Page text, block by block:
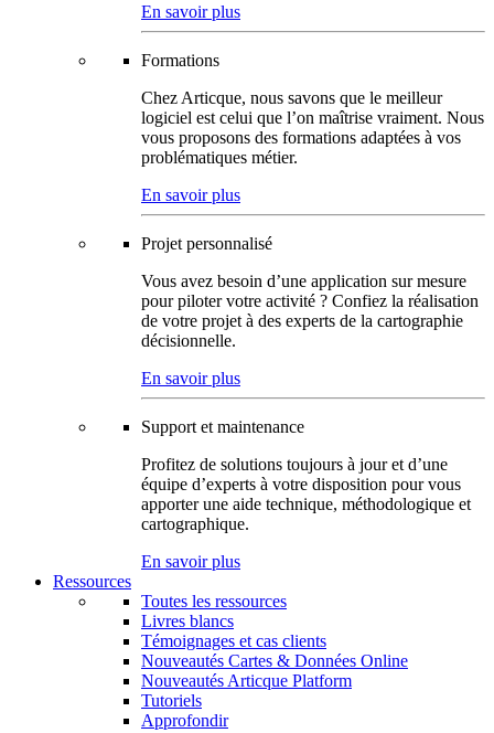
En savoir plus
Formations
Chez Articque, nous savons que le meilleur
logiciel est celui que l’on maîtrise vraiment. Nous
vous proposons des formations adaptées à vos
problématiques métier.
En savoir plus
Projet personnalisé
Vous avez besoin d’une application sur mesure
pour piloter votre activité ? Confiez la réalisation
de votre projet à des experts de la cartographie
décisionnelle.
En savoir plus
Support et maintenance
Profitez de solutions toujours à jour et d’une
équipe d’experts à votre disposition pour vous
apporter une aide technique, méthodologique et
cartographique.
En savoir plus
Ressources
Toutes les ressources
Livres blancs
Témoignages et cas clients
Nouveautés Cartes & Données Online
Nouveautés Articque Platform
Tutoriels
Approfondir